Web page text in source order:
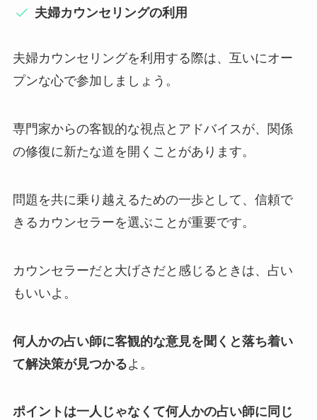
夫婦カウンセリングの利用
夫婦カウンセリングを利用する際は、互いにオー
プンな心で参加しましょう。
専門家からの客観的な視点とアドバイスが、関係
の修復に新たな道を開くことがあります。
問題を共に乗り越えるための一歩として、信頼で
きるカウンセラーを選ぶことが重要です。
カウンセラーだと大げさだと感じるときは、占い
もいいよ。
何人かの占い師に客観的な意見を聞くと落ち着い
て解決策が見つかるよ。
ポイントは一人じゃなくて何人かの占い師に同じ